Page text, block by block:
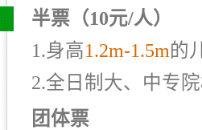
半票（10元/人）
1.身高1.2m-1.5m的
2.全日制大、中专
团体票